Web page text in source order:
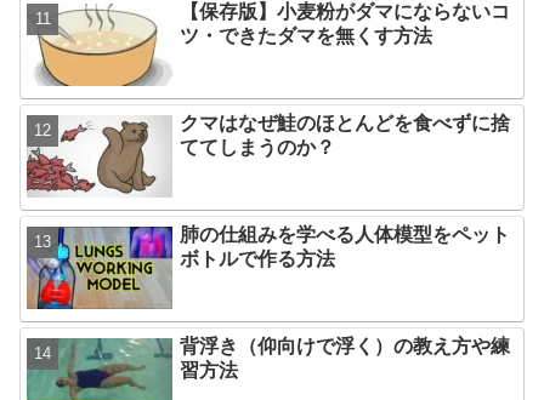
【保存版】小麦粉がダマにならないコ
ツ・できたダマを無くす方法
クマはなぜ鮭のほとんどを食べずに捨
ててしまうのか？
肺の仕組みを学べる人体模型をペット
ボトルで作る方法
背浮き（仰向けで浮く）の教え方や練
習方法